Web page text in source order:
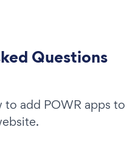
Questions
to add POWR apps to